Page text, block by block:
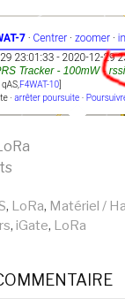
, LoRa, Matériel /
, iGate, LoRa